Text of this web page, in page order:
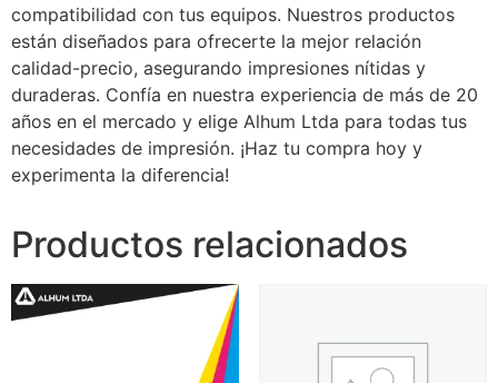
compatibilidad con tus equipos. Nuestros productos
están diseñados para ofrecerte la mejor relación
calidad-precio, asegurando impresiones nítidas y
duraderas. Confía en nuestra experiencia de más de 20
años en el mercado y elige Alhum Ltda para todas tus
necesidades de impresión. ¡Haz tu compra hoy y
experimenta la diferencia!
Productos relacionados